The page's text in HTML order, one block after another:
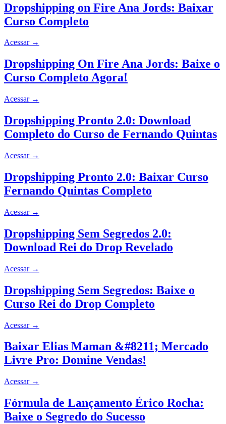
Dropshipping on Fire Ana Jords: Baixar
Curso Completo
Acessar →
Dropshipping On Fire Ana Jords: Baixe o
Curso Completo Agora!
Acessar →
Dropshipping Pronto 2.0: Download
Completo do Curso de Fernando Quintas
Acessar →
Dropshipping Pronto 2.0: Baixar Curso
Fernando Quintas Completo
Acessar →
Dropshipping Sem Segredos 2.0:
Download Rei do Drop Revelado
Acessar →
Dropshipping Sem Segredos: Baixe o
Curso Rei do Drop Completo
Acessar →
Baixar Elias Maman &#8211; Mercado
Livre Pro: Domine Vendas!
Acessar →
Fórmula de Lançamento Érico Rocha:
Baixe o Segredo do Sucesso